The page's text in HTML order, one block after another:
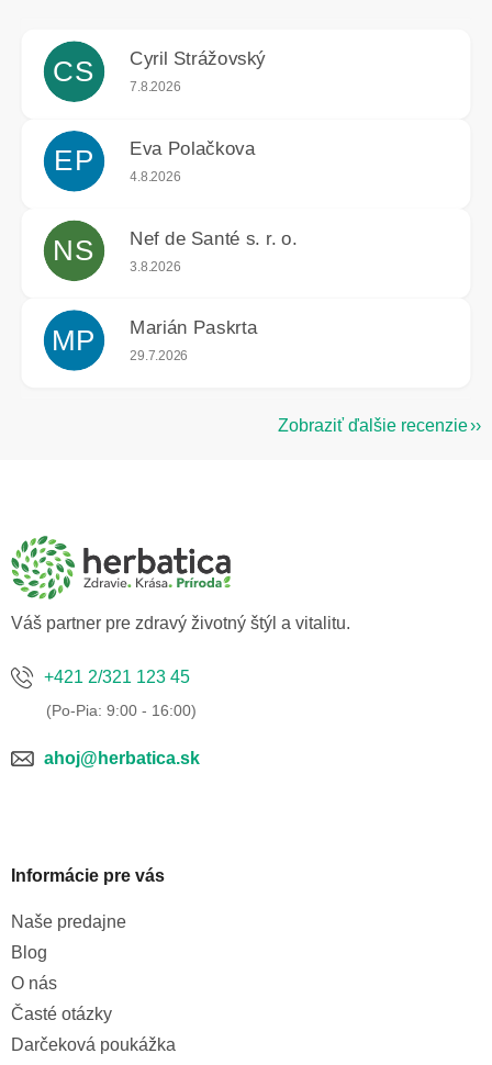
CS Cyril Strážovský
Hodnotenie obchodu je 5 z 5 hviezdičiek.
7.8.2026
EP Eva Polačkova
Hodnotenie obchodu je 5 z 5 hviezdičiek.
4.8.2026
NS Nef de Santé s. r. o.
Hodnotenie obchodu je 5 z 5 hviezdičiek.
3.8.2026
MP Marián Paskrta
Hodnotenie obchodu je 5 z 5 hviezdičiek.
29.7.2026
Zobraziť ďalšie recenzie
Váš partner pre zdravý životný štýl a vitalitu.
+421 2/321 123 45
ahoj@herbatica.sk
Informácie pre vás
Naše predajne
Blog
O nás
Časté otázky
Darčeková poukážka